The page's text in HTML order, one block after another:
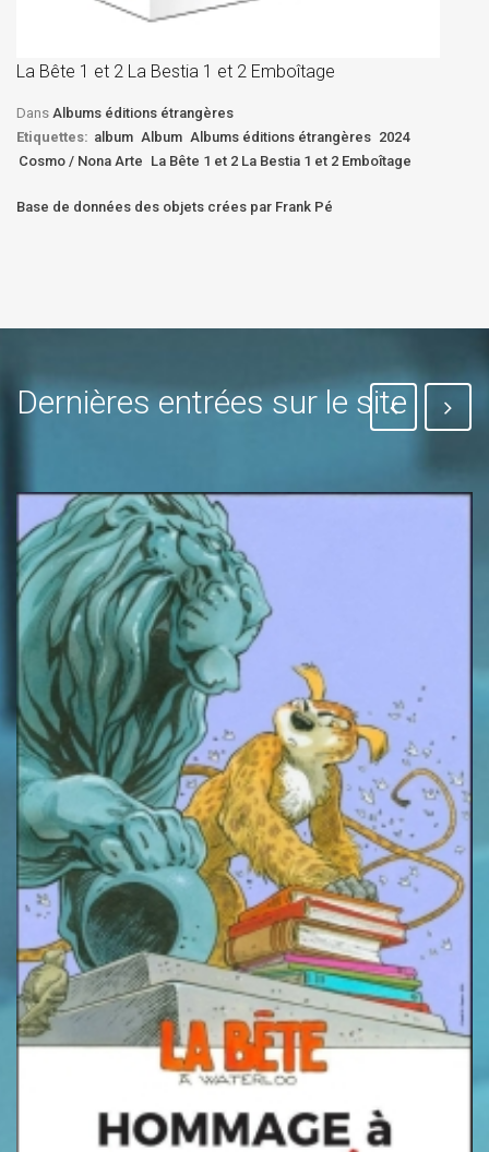
La Bête 1 et 2 La Bestia 1 et 2 Emboîtage
Dans Albums éditions étrangères
Etiquettes: album Album Albums éditions étrangères 2024
Cosmo / Nona Arte La Bête 1 et 2 La Bestia 1 et 2 Emboîtage
Base de données des objets crées par Frank Pé
Dernières entrées sur le site